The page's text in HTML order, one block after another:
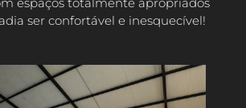
ser confortável e inesquecível!